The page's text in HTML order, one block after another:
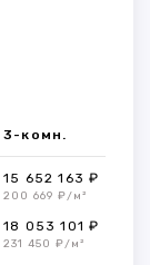
3-комн.
15 652 163 ₽
200 669 ₽/м²
18 053 101 ₽
231 450 ₽/м²